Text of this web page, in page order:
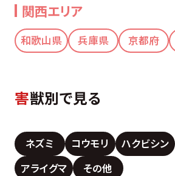
関西エリア
和歌山県 兵庫県 京都府
害獣別で見る
ネズミ コウモリ ハクビシン
アライグマ
その他